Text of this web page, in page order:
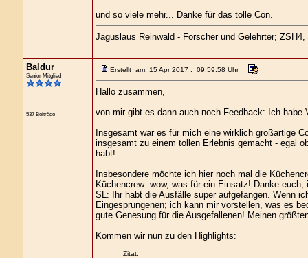
und so viele mehr... Danke für das tolle Con.
Jaguslaus Reinwald - Forscher und Gelehrter;
Baldur
Senior Mitglied
537 Beiträge
Erstellt am: 15 Apr 2017 : 09:59:58 Uhr
Hallo zusammen,
von mir gibt es dann auch noch Feedback: Ich habe
Insgesamt war es für mich eine wirklich großartige
insgesamt zu einem tollen Erlebnis gemacht - egal
habt!
Insbesondere möchte ich hier noch mal die
Küchencrew: wow, was für ein Einsatz! Danke
SL: Ihr habt die Ausfälle super aufgefangen. Wenn
Eingesprungenen; ich kann mir vorstellen, was es
gute Genesung für die Ausgefallenen! Meinen
Kommen wir nun zu den Highlights:
Zitat: